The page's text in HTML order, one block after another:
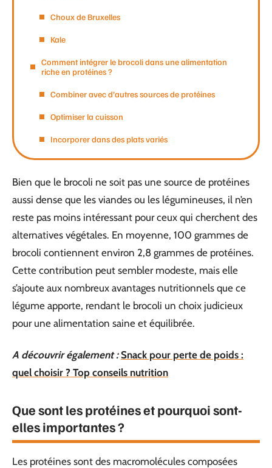
Choux de Bruxelles
Kale
Comment intégrer le brocoli dans une alimentation
riche en protéines ?
Combiner avec d’autres sources de protéines
Optimiser la cuisson
Incorporer dans des plats variés
Bien que le brocoli ne soit pas une source de protéines
aussi dense que les viandes ou les légumineuses, il n’en
reste pas moins intéressant pour ceux qui cherchent des
alternatives végétales. En moyenne, 100 grammes de
brocoli contiennent environ 2,8 grammes de protéines.
Cette contribution peut sembler modeste, mais elle
s’ajoute aux nombreux avantages nutritionnels que ce
légume apporte, rendant le brocoli un choix judicieux
pour une alimentation saine et équilibrée.
A découvrir également : Snack pour perte de poids :
quel choisir ? Top conseils nutrition
Que sont les protéines et pourquoi sont-
elles importantes ?
Les protéines sont des macromolécules composées